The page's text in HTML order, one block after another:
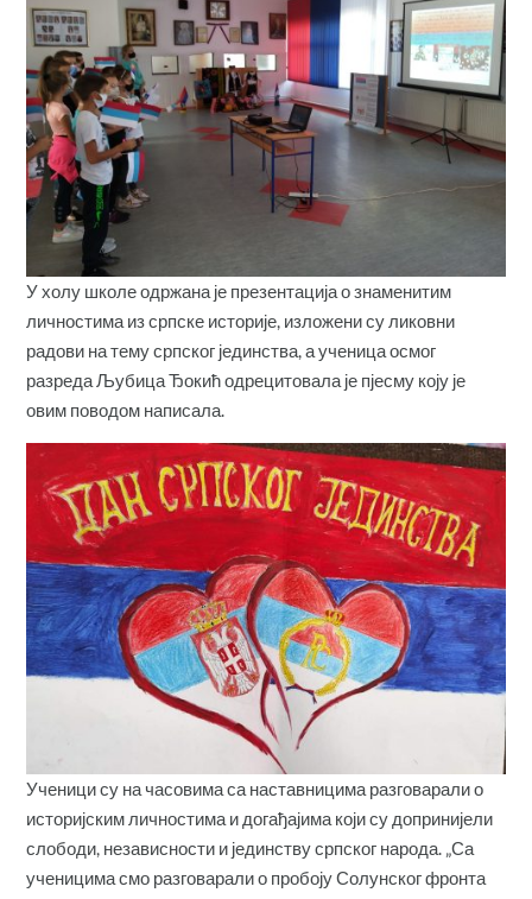
У холу школе одржана је презентација о знаменитим
личностима из српске историје, изложени су ликовни
радови на тему српског јединства, а ученица осмог
разреда Љубица Ђокић одрецитовала је пјесму коју је
овим поводом написала.
Ученици су на часовима са наставницима разговарали о
историјским личностима и догађајима који су допринијели
слободи, независности и јединству српског народа. „Са
ученицима смо разговарали о пробоју Солунског фронта